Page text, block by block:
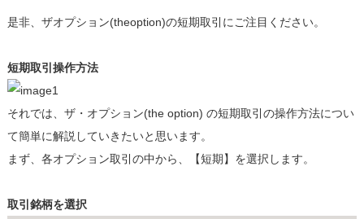
是非、ザオプション(theoption)の短期取引にご注目ください。
短期取引操作方法
それでは、ザ・オプション(the option) の短期取引の操作方法につい
て簡単に解説していきたいと思います。
まず、各オプション取引の中から、【短期】を選択します。
取引銘柄を選択